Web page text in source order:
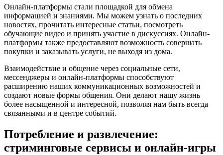
Онлайн-платформы стали площадкой для обмена
информацией и знаниями. Мы можем узнать о последних
новостях, прочитать интересные статьи, посмотреть
обучающие видео и принять участие в дискуссиях. Онлайн-
платформы также предоставляют возможность совершать
покупки и заказывать услуги, не выходя из дома.
Взаимодействие и общение через социальные сети,
мессенджеры и онлайн-платформы способствуют
расширению наших коммуникационных возможностей и
создают новые формы общения. Они делают нашу жизнь
более насыщенной и интересной, позволяя нам быть всегда
связанными и в центре событий.
Потребление и развлечение:
стриминговые сервисы и онлайн-игры